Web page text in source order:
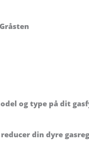
og type på dit
din dyre